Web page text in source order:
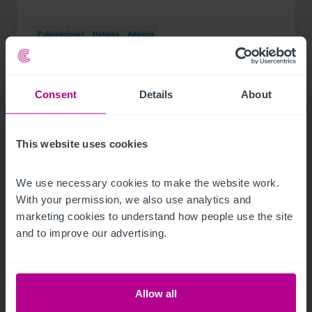
Consent Details About
This website uses cookies
We use necessary cookies to make the website work.
With your permission, we also use analytics and
marketing cookies to understand how people use the site
and to improve our advertising.
Allow all
Publicaciones Hoteles Agencia
9/27/2021
Edgar Ollé se incorpora a Christie & Co